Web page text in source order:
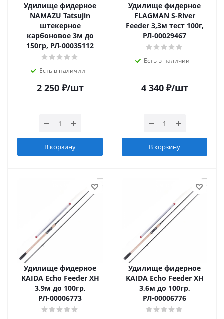
Удилище фидерное
NAMAZU Tatsujin
штекерное
карбоновое 3м до
150гр, РЛ-00035112
Есть в наличии
2 250₽/шт
В корзину
Удилище фидерное
FLAGMAN S-River
Feeder 3,3м тест 100г,
РЛ-00029467
Есть в наличии
4 340₽/шт
В корзину
Удилище фидерное
KAIDA Echo Feeder XH
3,9м до 100гр,
РЛ-00006773
Удилище фидерное
KAIDA Echo Feeder XH
3,6м до 100гр,
РЛ-00006776